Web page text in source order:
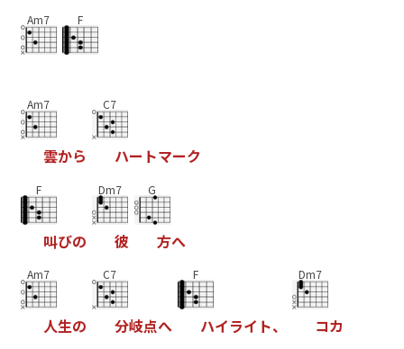
Am7 F
Am7
雲から
C7
ハー トマーク
F
叫びの
Dm7
彼
G
方へ
Am7
人生の
C7
分岐点へ
F
ハイライ ト、
Dm7
コカ